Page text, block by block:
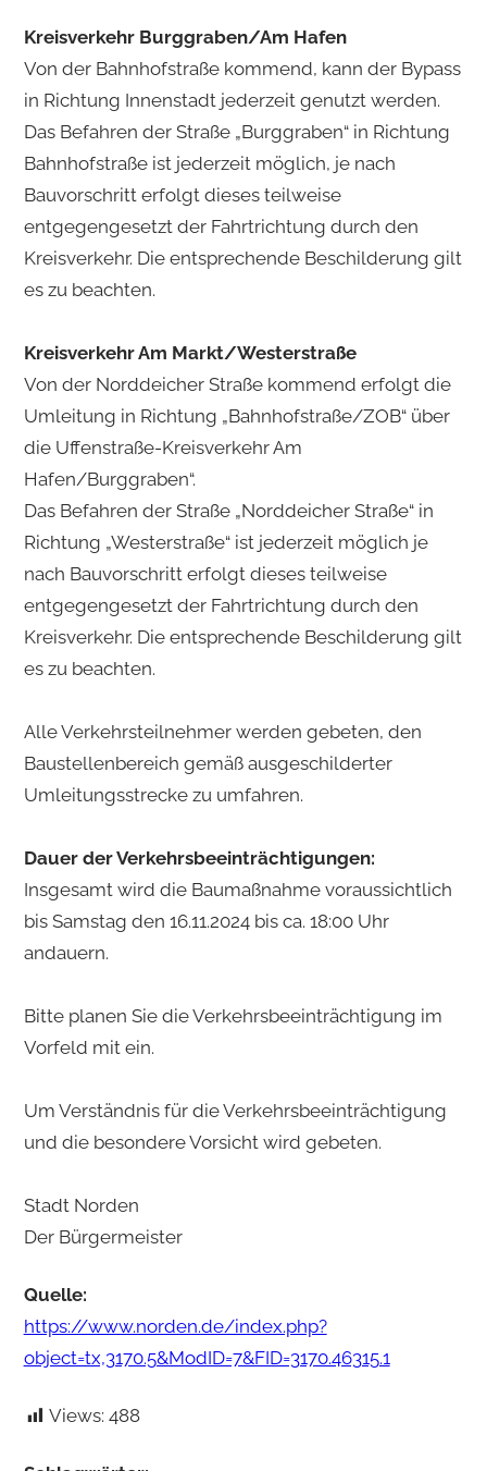
Kreisverkehr Burggraben/Am Hafen
Von der Bahnhofstraße kommend, kann der Bypass
in Richtung Innenstadt jederzeit genutzt werden.
Das Befahren der Straße „Burggraben“ in Richtung
Bahnhofstraße ist jederzeit möglich, je nach
Bauvorschritt erfolgt dieses teilweise
entgegengesetzt der Fahrtrichtung durch den
Kreisverkehr. Die entsprechende Beschilderung gilt
es zu beachten.
Kreisverkehr Am Markt/Westerstraße
Von der Norddeicher Straße kommend erfolgt die
Umleitung in Richtung „Bahnhofstraße/ZOB“ über
die Uffenstraße-Kreisverkehr Am
Hafen/Burggraben“.
Das Befahren der Straße „Norddeicher Straße“ in
Richtung „Westerstraße“ ist jederzeit möglich je
nach Bauvorschritt erfolgt dieses teilweise
entgegengesetzt der Fahrtrichtung durch den
Kreisverkehr. Die entsprechende Beschilderung gilt
es zu beachten.
Alle Verkehrsteilnehmer werden gebeten, den
Baustellenbereich gemäß ausgeschilderter
Umleitungsstrecke zu umfahren.
Dauer der Verkehrsbeeinträchtigungen:
Insgesamt wird die Baumaßnahme voraussichtlich
bis Samstag den 16.11.2024 bis ca. 18:00 Uhr
andauern.
Bitte planen Sie die Verkehrsbeeinträchtigung im
Vorfeld mit ein.
Um Verständnis für die Verkehrsbeeinträchtigung
und die besondere Vorsicht wird gebeten.
Stadt Norden
Der Bürgermeister
Quelle:
https://www.norden.de/index.php?
object=tx,3170.5&ModID=7&FID=3170.46315.1
Views: 488